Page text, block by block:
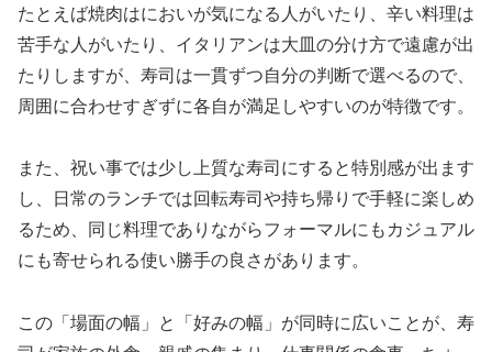
たとえば焼肉はにおいが気になる人がいたり、辛い料理は
苦手な人がいたり、イタリアンは大皿の分け方で遠慮が出
たりしますが、寿司は一貫ずつ自分の判断で選べるので、
周囲に合わせすぎずに各自が満足しやすいのが特徴です。
また、祝い事では少し上質な寿司にすると特別感が出ます
し、日常のランチでは回転寿司や持ち帰りで手軽に楽しめ
るため、同じ料理でありながらフォーマルにもカジュアル
にも寄せられる使い勝手の良さがあります。
この「場面の幅」と「好みの幅」が同時に広いことが、寿